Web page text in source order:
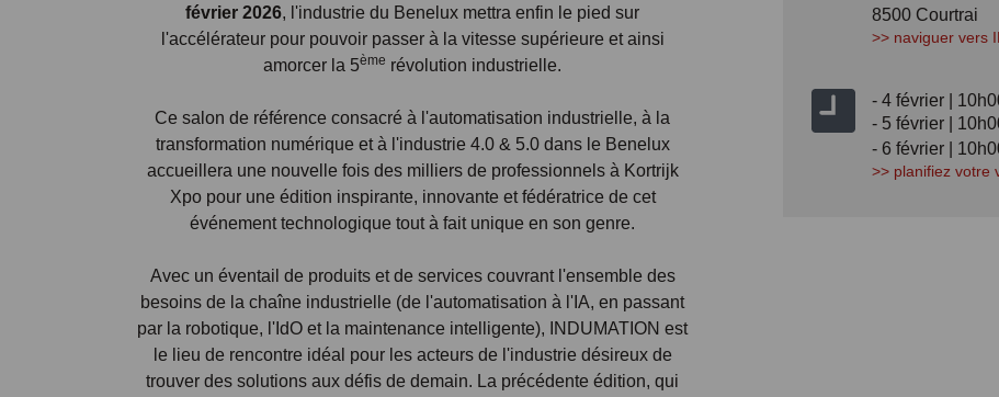
février 2026, l'industrie du Benelux mettra enfin le pied sur
l'accélérateur pour pouvoir passer à la vitesse supérieure et ainsi
amorcer la 5ème révolution industrielle.
Ce salon de référence consacré à l'automatisation industrielle, à la
transformation numérique et à l'industrie 4.0 & 5.0 dans le Benelux
accueillera une nouvelle fois des milliers de professionnels à Kortrijk
Xpo pour une édition inspirante, innovante et fédératrice de cet
événement technologique tout à fait unique en son genre.
Avec un éventail de produits et de services couvrant l'ensemble des
besoins de la chaîne industrielle (de l'automatisation à l'IA, en passant
par la robotique, l'IdO et la maintenance intelligente), INDUMATION est
le lieu de rencontre idéal pour les acteurs de l'industrie désireux de
trouver des solutions aux défis de demain. La précédente édition, qui
8500 Courtrai
>> naviguer vers
- 4 février |
- 5 février |
- 6 février |
>> planifiez votre